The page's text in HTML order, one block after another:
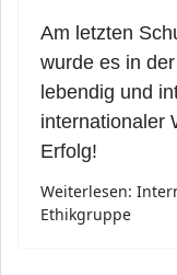
Am letzten
wurde es in
lebendig und
internationaler
Erfolg!
Weiterlesen:
Ethikgruppe